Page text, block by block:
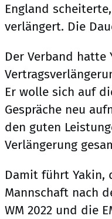
England
verlängert. Die
Der Verband
Er wolle sich auf
Gespräche neu
den guten
Verlängerung
Damit führt Yakin,
Mannschaft nach
WM 2022 und die